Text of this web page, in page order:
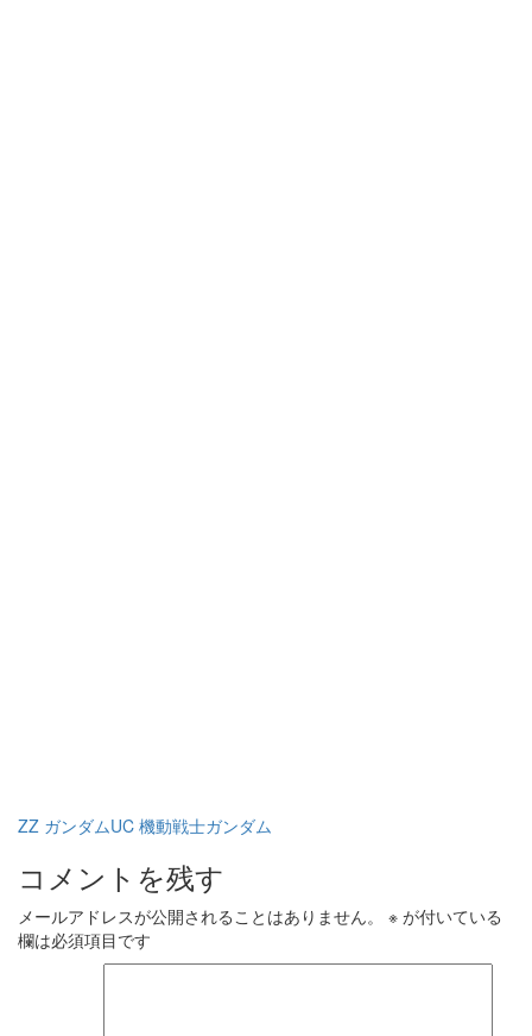
ZZ ガンダムUC 機動戦士ガンダム
コメントを残す
メールアドレスが公開されることはありません。 ※ が付いている
欄は必須項目です